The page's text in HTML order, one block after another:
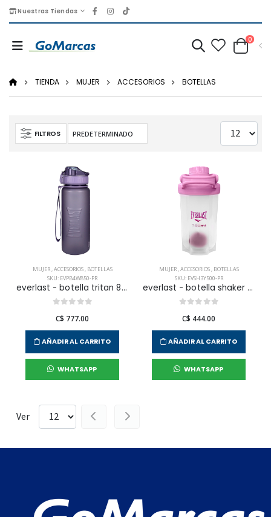
Nuestras Tiendas
0
TIENDA MUJER ACCESORIOS BOTELLAS
FILTROS
MUJER,ACCESORIOS, BOTELLAS
SKU: EVPB4W850-PR
everlast - botella tritan 850 ml para mujer
C$ 777.00
AÑADIR AL CARRITO
WHATSAPP
MUJER,ACCESORIOS, BOTELLAS
SKU: EVSH3Y500-PR
everlast - botella shaker 500 ml para mujer
C$ 444.00
AÑADIR AL CARRITO
WHATSAPP
Ver